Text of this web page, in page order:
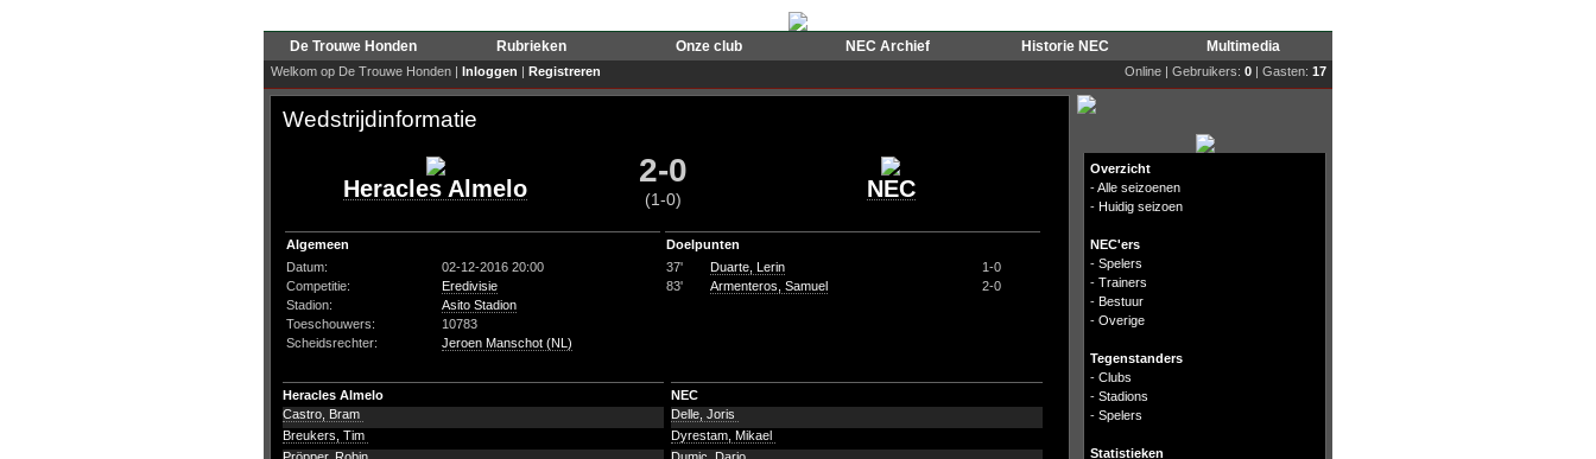
De Trouwe Honden Rubrieken Onze club NEC Archief Historie NEC Multimedia
Welkom op De Trouwe Honden | Inloggen | Registreren Online | Gebruikers: 0 | Gasten: 17
Wedstrijdinformatie
Heracles Almelo 2-0
(1-0) NEC
Algemeen
Datum:
02-12-2016 20:00
Competitie:
Eredivisie
Stadion:
Asito Stadion
Toeschouwers:
10783
Scheidsrechter:
Jeroen Manschot (NL)
Doelpunten
37'
Duarte, Lerin
1-0
83'
Armenteros, Samuel 2-0
Heracles Almelo
NEC
Castro, Bram
Breukers, Tim
Delle, Joris
Dyrestam, Mikael
Overzicht
-Alle seizoenen
- Huidig seizoen
NEC'ers
- Spelers
- Trainers
- Bestuur
- Overige
Tegenstanders
- Clubs
- Stadions
- Spelers
Statistieken